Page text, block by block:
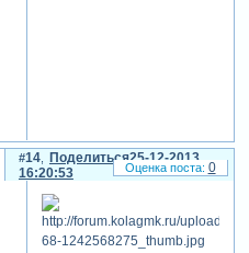
Поделиться
14
25-12-2013
16:20:53
0